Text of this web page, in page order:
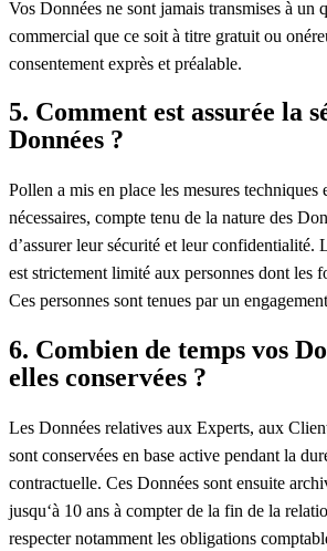
Vos Données ne sont jamais transmises à un
commercial que ce soit à titre gratuit ou
consentement exprès et préalable.
5. Comment est assurée la
Données ?
Pollen a mis en place les mesures techniques
nécessaires, compte tenu de la nature des
d’assurer leur sécurité et leur confidentialité.
est strictement limité aux personnes dont les
Ces personnes sont tenues par un
6. Combien de temps vos
elles conservées ?
Les Données relatives aux Experts, aux
sont conservées en base active pendant la
contractuelle. Ces Données sont ensuite
jusqu‘à 10 ans à compter de la fin de la
respecter notamment les obligations